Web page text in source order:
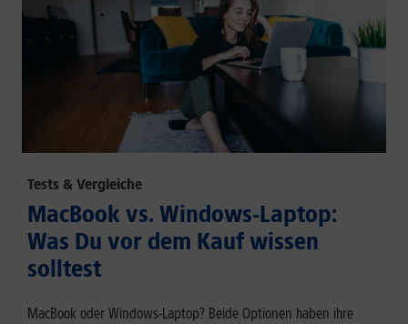
Tests & Vergleiche
MacBook vs. Windows-Laptop:
Was Du vor dem Kauf wissen
solltest
MacBook oder Windows-Laptop? Beide Optionen haben ihre